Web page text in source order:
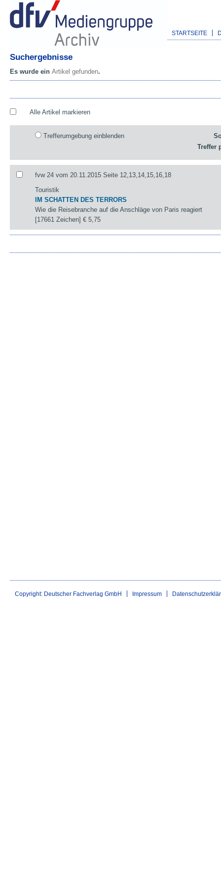
STARTSEITE
Suchergebnisse
Es wurde ein Artikel gefunden.
Alle Artikel markieren
Trefferumgebung einblenden
Treffer
fvw 24 vom 20.11.2015 Seite 12,13,14,15,16,18
Touristik
IM SCHATTEN DES TERRORS
Wie die Reisebranche auf die Anschläge von Paris reagiert
[17661 Zeichen]€ 5,75
Copyright: Deutscher Fachverlag GmbH Impressum